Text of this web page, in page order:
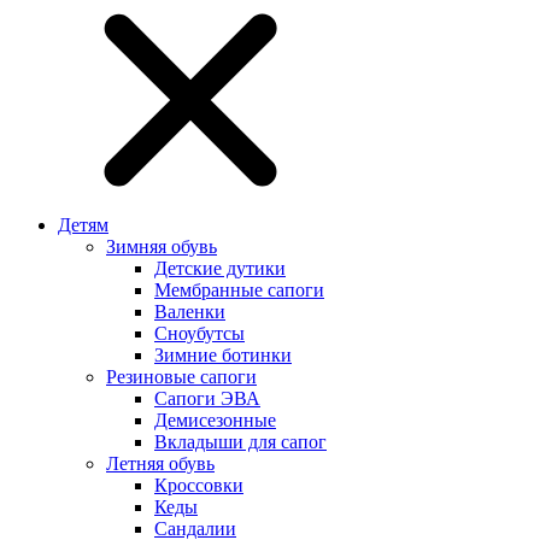
Детям
Зимняя обувь
Детские дутики
Мембранные сапоги
Валенки
Сноубутсы
Зимние ботинки
Резиновые сапоги
Сапоги ЭВА
Демисезонные
Вкладыши для сапог
Летняя обувь
Кроссовки
Кеды
Сандалии